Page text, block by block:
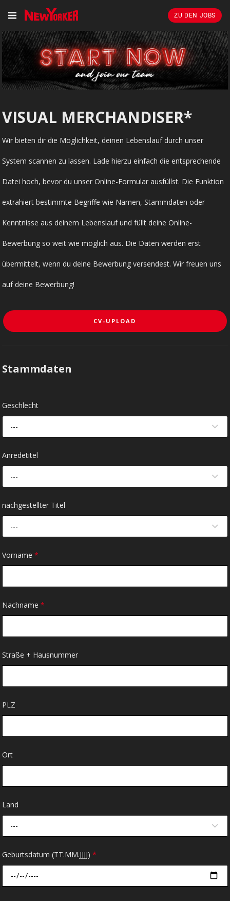
ZU DEN JOBS
VISUAL MERCHANDISER*
Wir bieten dir die Möglichkeit, deinen Lebenslauf durch unser
System scannen zu lassen. Lade hierzu einfach die entsprechende
Datei hoch, bevor du unser Online-Formular ausfüllst. Die Funktion
extrahiert bestimmte Begriffe wie Namen, Stammdaten oder
Kenntnisse aus deinem Lebenslauf und füllt deine Online-
Bewerbung so weit wie möglich aus. Die Daten werden erst
übermittelt, wenn du deine Bewerbung versendest. Wir freuen uns
auf deine Bewerbung!
CV-UPLOAD
Stammdaten
Geschlecht
---
Anredetitel
---
nachgestellter Titel
---
Vorname*
Nachname*
Straße + Hausnummer
PLZ
Ort
Land
---
Geburtsdatum (TT.MM.JJJJ)*